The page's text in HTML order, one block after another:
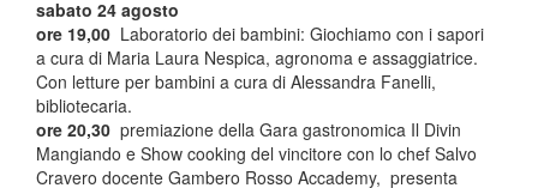
sabato 24 agosto
ore 19,00 Laboratorio dei bambini: Giochiamo con i sapori
a cura di Maria Laura Nespica, agronoma e assaggiatrice.
Con letture per bambini a cura di Alessandra Fanelli,
bibliotecaria.
ore 20,30 premiazione della Gara gastronomica Il Divin
Mangiando e Show cooking del vincitore con lo chef Salvo
Cravero docente Gambero Rosso Accademy, presenta